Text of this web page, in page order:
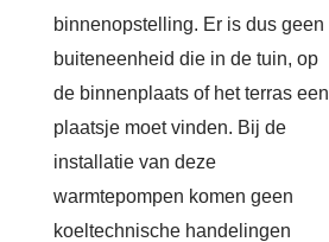
binnenopstelling. Er is dus geen
buiteneenheid die in de tuin, op
de binnenplaats of het terras een
plaatsje moet vinden. Bij de
installatie van deze
warmtepompen komen geen
koeltechnische handelingen